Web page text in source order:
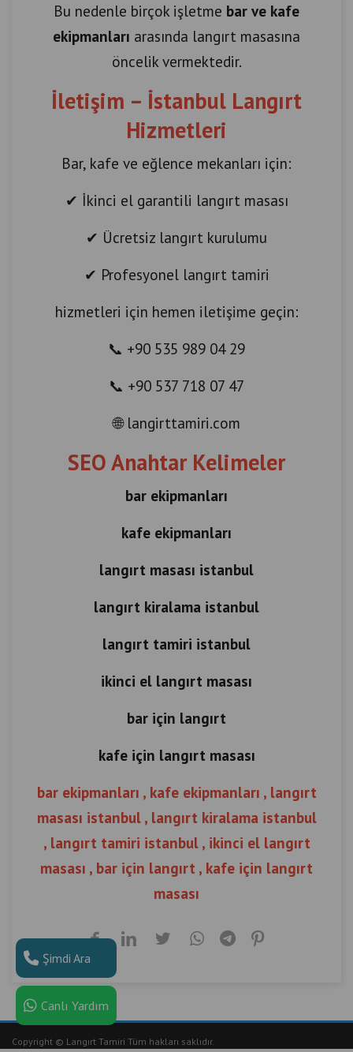
Bu nedenle birçok işletme bar ve kafe
ekipmanları arasında langırt masasına
öncelik vermektedir.
İletişim – İstanbul Langırt
Hizmetleri
Bar, kafe ve eğlence mekanları için:
✔ İkinci el garantili langırt masası
✔ Ücretsiz langırt kurulumu
✔ Profesyonel langırt tamiri
hizmetleri için hemen iletişime geçin:
📞 +90 535 989 04 29
📞 +90 537 718 07 47
🌐 langirttamiri.com
SEO Anahtar Kelimeler
bar ekipmanları
kafe ekipmanları
langırt masası istanbul
langırt kiralama istanbul
langırt tamiri istanbul
ikinci el langırt masası
bar için langırt
kafe için langırt masası
bar ekipmanları , kafe ekipmanları , langırt
masası istanbul , langırt kiralama istanbul
, langırt tamiri istanbul , ikinci el langırt
masası , bar için langırt , kafe için langırt
masası
Copyright © Langırt Tamiri Tüm hakları saklıdır.
Şimdi Ara
Canlı Yardım